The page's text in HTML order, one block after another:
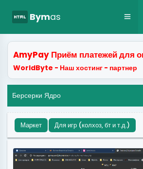
html Bymas
AmyPay Приём платежей для
WorldByte - Наш хостинг - партнер
Берсерки Ядро
Маркет Для игр (колхоз, бт и т.д.)